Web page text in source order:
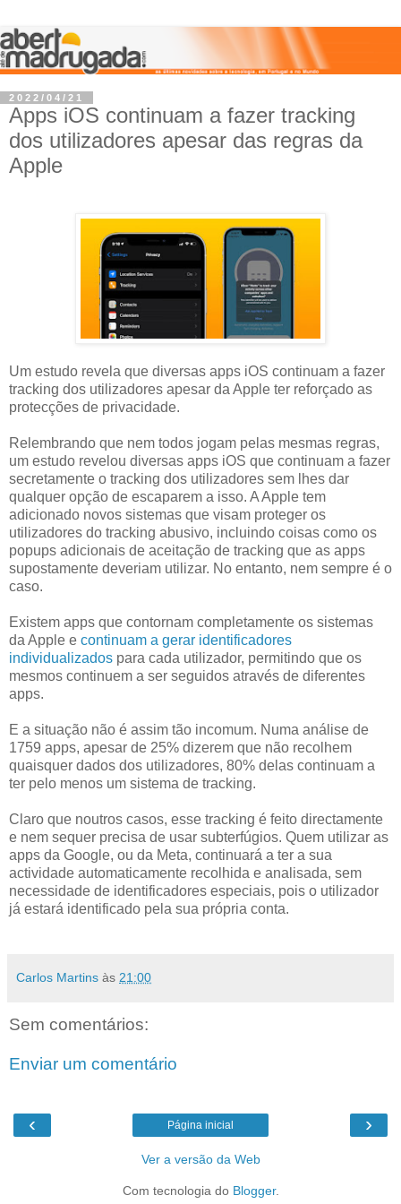
2022/04/21
Apps iOS continuam a fazer tracking
dos utilizadores apesar das regras da
Apple
Um estudo revela que diversas apps iOS continuam a fazer
tracking dos utilizadores apesar da Apple ter reforçado as
protecções de privacidade.
Relembrando que nem todos jogam pelas mesmas regras,
um estudo revelou diversas apps iOS que continuam a fazer
secretamente o tracking dos utilizadores sem lhes dar
qualquer opção de escaparem a isso. A Apple tem
adicionado novos sistemas que visam proteger os
utilizadores do tracking abusivo, incluindo coisas como os
popups adicionais de aceitação de tracking que as apps
supostamente deveriam utilizar. No entanto, nem sempre é o
caso.
Existem apps que contornam completamente os sistemas
da Apple e continuam a gerar identificadores
individualizados para cada utilizador, permitindo que os
mesmos continuem a ser seguidos através de diferentes
apps.
E a situação não é assim tão incomum. Numa análise de
1759 apps, apesar de 25% dizerem que não recolhem
quaisquer dados dos utilizadores, 80% delas continuam a
ter pelo menos um sistema de tracking.
Claro que noutros casos, esse tracking é feito directamente
e nem sequer precisa de usar subterfúgios. Quem utilizar as
apps da Google, ou da Meta, continuará a ter a sua
actividade automaticamente recolhida e analisada, sem
necessidade de identificadores especiais, pois o utilizador
já estará identificado pela sua própria conta.
Carlos Martins às 21:00
Sem comentários:
Enviar um comentário
‹ ›
Página inicial
Ver a versão da Web
Com tecnologia do Blogger.